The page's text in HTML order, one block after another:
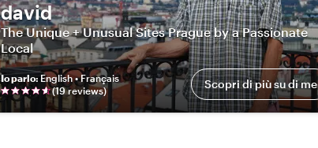
david
The Unique + Unusual Sites Prague by a Passionate
Local
Io parlo:English • Français
(19reviews) Scopri di più su di me